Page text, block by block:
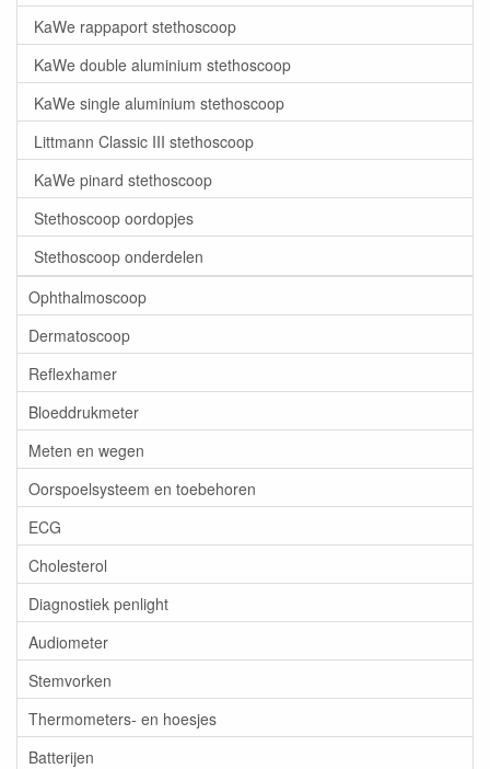
KaWe rappaport stethoscoop
KaWe double aluminium stethoscoop
KaWe single aluminium stethoscoop
Littmann Classic III stethoscoop
KaWe pinard stethoscoop
Stethoscoop oordopjes
Stethoscoop onderdelen
Ophthalmoscoop
Dermatoscoop
Reflexhamer
Bloeddrukmeter
Meten en wegen
Oorspoelsysteem en toebehoren
ECG
Cholesterol
Diagnostiek penlight
Audiometer
Stemvorken
Thermometers- en hoesjes
Batterijen